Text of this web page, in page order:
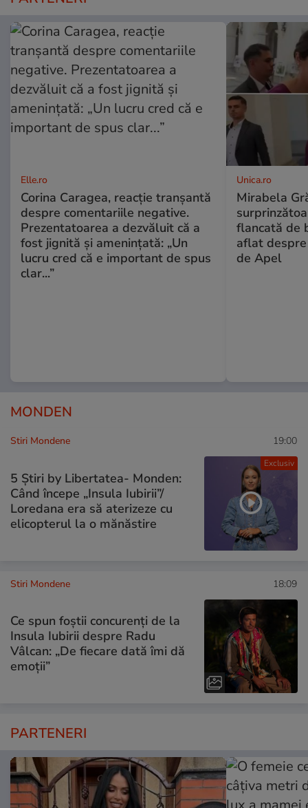
Elle.ro
Corina Caragea, reacție tranșantă
despre comentariile negative.
Prezentatoarea a dezvăluit că a
fost jignită și amenințată: „Un
lucru cred că e important de spus
clar...”
Unica.ro
Mirabela
flancată de
aflat
de Apel
MONDEN
Exclusiv
Stiri Mondene 19:00
5 Știri by Libertatea- Monden:
Când începe „Insula Iubirii”/
Loredana era să aterizeze cu
elicopterul la o mănăstire
Stiri Mondene 18:09
Ce spun foștii concurenți de la
Insula Iubirii despre Radu
Vâlcan: „De fiecare dată îmi dă
emoții”
PARTENERI